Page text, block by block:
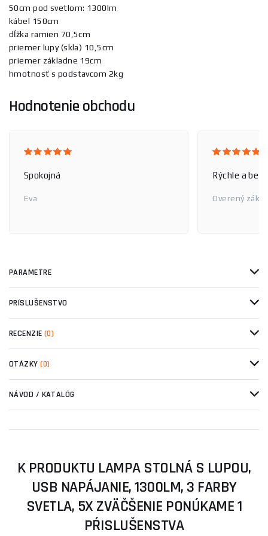
50cm pod svetlom: 1300lm
kábel 150cm
dĺžka ramien 70,5cm
priemer lupy (skla) 10,5cm
priemer základne 19cm
hmotnosť s podstavcom 2kg
Hodnotenie obchodu
Spokojná
Eva
Rýchle a
Overený
PARAMETRE
PRÍSLUŠENSTVO
RECENZIE (0)
OTÁZKY(0)
NÁVOD / KATALÓG
K PRODUKTU LAMPA STOLNÁ S LUPOU,
USB NAPÁJANIE, 1300LM, 3 FARBY
SVETLA, 5X ZVÄČŠENIE PONÚKAME 1
PŔISLUŠENSTVA